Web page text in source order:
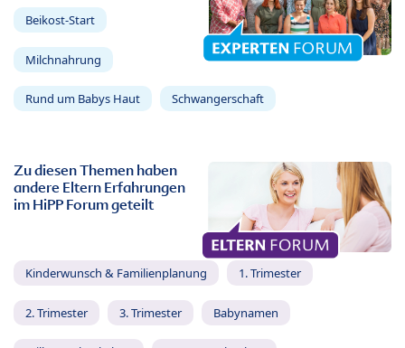
Beikost-Start
Milchnahrung
Rund um Babys Haut Schwangerschaft
Zu diesen Themen haben
andere Eltern Erfahrungen
im HiPP Forum geteilt
Kinderwunsch & Familienplanung 1. Trimester
2. Trimester 3. Trimester Babynamen